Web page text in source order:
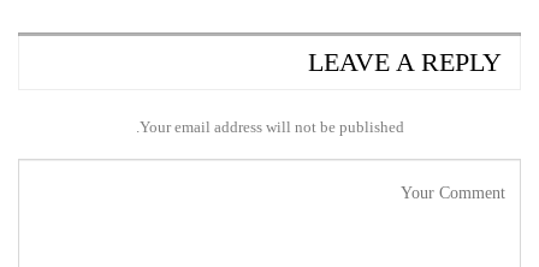
LEAVE A REPLY
Your email address will not be published.